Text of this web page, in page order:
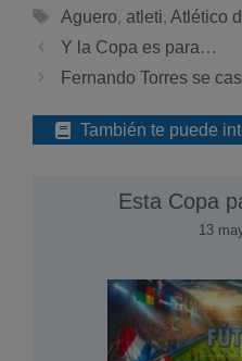
Etiquetas
Aguero, atleti, Atlético
Y la Copa es para…
Fernando Torres se
También te puede
Esta Copa
13